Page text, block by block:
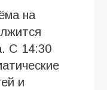
на
С 14:30
и